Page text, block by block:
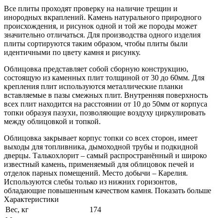
Все плиты проходят проверку на наличие трещин и
инородных вкраплений. Камень натурального природного
происхождения, и рисунок одной и той же породы может
значительно отличаться. Для производства одного изделия
плиты сортируются таким образом, чтобы плиты были
идентичными по цвету камня и рисунку.
Облицовка представляет собой сборную конструкцию,
состоящую из каменных плит толщиной от 30 до 60мм. Для
крепления плит используются металлические планки
вставляемые в пазы смежных плит. Внутренняя поверхность
всех плит находится на расстоянии от 10 до 50мм от корпуса
топки образуя пазухи, позволяющие воздуху циркулировать
между облицовкой и топкой.
Облицовка закрывает корпус топки со всех сторон, имеет
выходы для топливника, дымоходной трубы и подкидной
дверцы. Талькохлорит – самый распространённый и широко
известный камень, применяемый для облицовок печей и
отделок парных помещений. Место добычи – Карелия.
Используются слебы только из нижних горизонтов,
обладающие повышенным качеством камня. Показать больше
Характеристики
Вес, кг
174